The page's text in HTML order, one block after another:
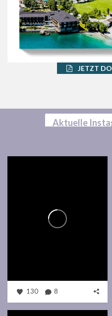
JETZT
Aktuelle
130 8